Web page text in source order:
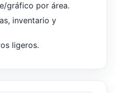
gráfico por área.
inventario y
ligeros.